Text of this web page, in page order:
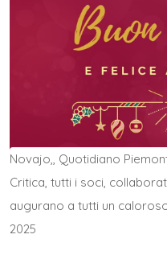
Novajo,, Quotidiano
Critica, tutti i soci,
augurano a tutti un
2025